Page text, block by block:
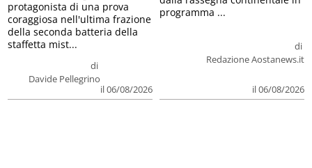
di
Davide Pellegrino
il 06/08/2026
protagonista di una prova
coraggiosa nell'ultima frazione
della seconda batteria della
staffetta mist...
di
Redazione Aostanews.it
il 06/08/2026
programma ...